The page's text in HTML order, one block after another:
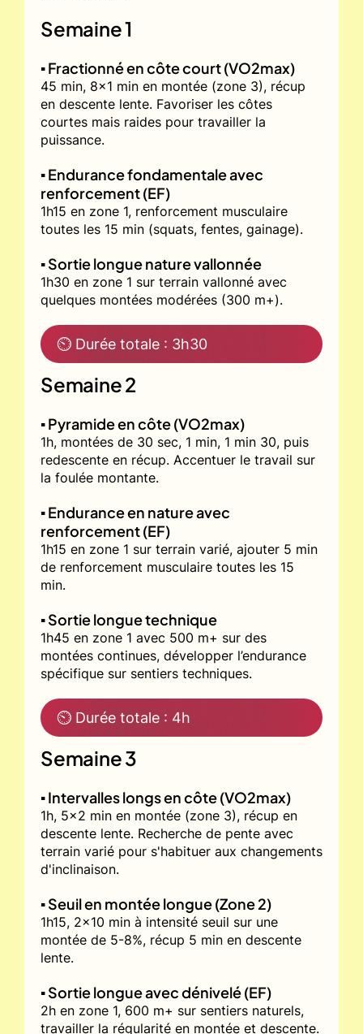
Semaine 1
▪️ Fractionné en côte court (VO2max)
45 min, 8x1 min en montée (zone 3), récup
en descente lente. Favoriser les côtes
courtes mais raides pour travailler la
puissance.
▪️ Endurance fondamentale avec
renforcement (EF)
1h15 en zone 1, renforcement musculaire
toutes les 15 min (squats, fentes, gainage).
▪️ Sortie longue nature vallonnée
1h30 en zone 1 sur terrain vallonné avec
quelques montées modérées (300 m+).
⏲ Durée totale : 3h30
Semaine 2
▪️ Pyramide en côte (VO2max)
1h, montées de 30 sec, 1 min, 1 min 30, puis
redescente en récup. Accentuer le travail sur
la foulée montante.
▪️ Endurance en nature avec
renforcement (EF)
1h15 en zone 1 sur terrain varié, ajouter 5 min
de renforcement musculaire toutes les 15
min.
▪️ Sortie longue technique
1h45 en zone 1 avec 500 m+ sur des
montées continues, développer l’endurance
spécifique sur sentiers techniques.
⏲ Durée totale : 4h
Semaine 3
▪️ Intervalles longs en côte (VO2max)
1h, 5x2 min en montée (zone 3), récup en
descente lente. Recherche de pente avec
terrain varié pour s'habituer aux changements
d'inclinaison.
▪️ Seuil en montée longue (Zone 2)
1h15, 2x10 min à intensité seuil sur une
montée de 5-8%, récup 5 min en descente
lente.
▪️ Sortie longue avec dénivelé (EF)
2h en zone 1, 600 m+ sur sentiers naturels,
travailler la régularité en montée et descente.